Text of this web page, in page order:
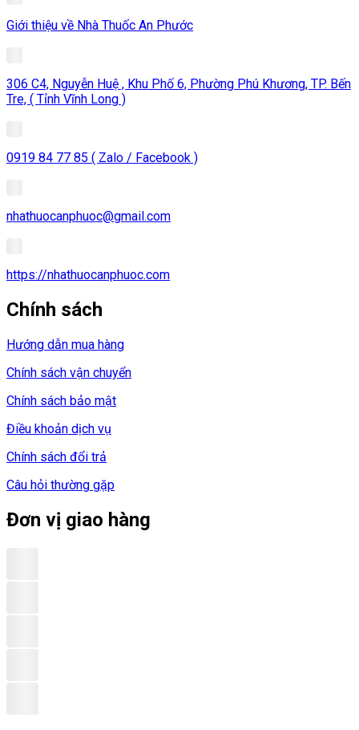
Giới thiệu về Nhà Thuốc An Phước
306 C4, Nguyễn Huệ , Khu Phố 6, Phường Phú Khương, TP. Bến
Tre, ( Tỉnh Vĩnh Long )
0919 84 77 85 ( Zalo / Facebook )
nhathuocanphuoc@gmail.com
https://nhathuocanphuoc.com
Chính sách
Hướng dẫn mua hàng
Chính sách vận chuyển
Chính sách bảo mật
Điều khoản dịch vụ
Chính sách đổi trả
Câu hỏi thường gặp
Đơn vị giao hàng